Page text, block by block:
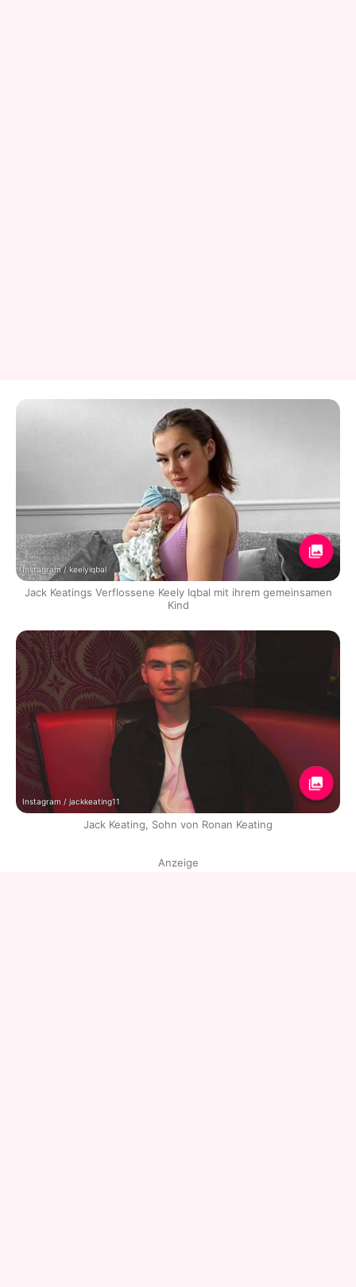
Instagram / keelyiqbal
Jack Keatings Verflossene Keely Iqbal mit ihrem gemeinsamen
Kind
Instagram / jackkeating11
Jack Keating, Sohn von Ronan Keating
Anzeige